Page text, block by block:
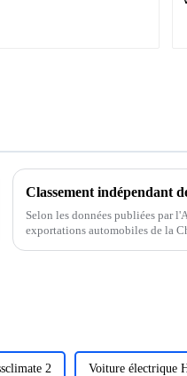
Selon les données publiées par
exportations automobiles de la
2 Voiture électrique